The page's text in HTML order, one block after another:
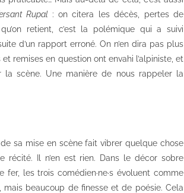
Rupal : on citera les décès, pertes de
retient, c’est la polémique qui a suivi
d’un rapport erroné. On n’en dira pas plus
remises en question ont envahi l’alpiniste, et
scène. Une manière de nous rappeler la
sa mise en scène fait vibrer quelque chose
récité. Il n’en est rien. Dans le décor sobre
les trois comédien·ne·s évoluent comme
beaucoup de finesse et de poésie. Cela